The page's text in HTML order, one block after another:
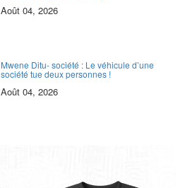
Août 04, 2026
Mwene Ditu- société : Le véhicule d’une
société tue deux personnes !
Août 04, 2026